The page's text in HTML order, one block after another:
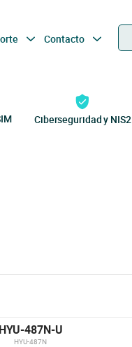
Contacto
Ciberseguridad y NIS2
HYU-487N-U
HYU-487N